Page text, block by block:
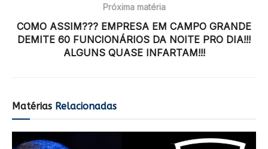
Próxima matéria
COMO ASSIM??? EMPRESA EM CAMPO GRANDE
DEMITE 60 FUNCIONÁRIOS DA NOITE PRO DIA!!!
ALGUNS QUASE INFARTAM!!!
Matérias Relacionadas